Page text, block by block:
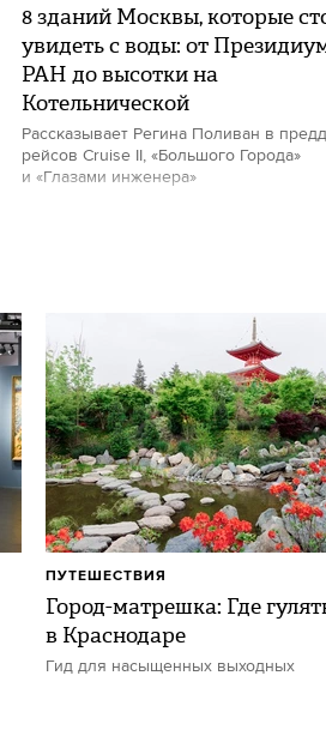
8 зданий Москвы, которые
увидеть с воды: от
РАН до высотки на
Котельнической
Рассказывает Регина Поливан в
рейсов Cruise II, «Большого Города»
и «Глазами инженера»
Город-матрешка: Где
в Краснодаре
Гид для насыщенных выходных
ПУТЕШЕСТВИЯ